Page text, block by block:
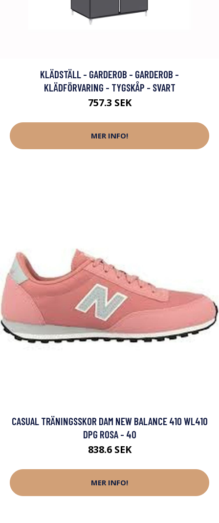
KLÄDSTÄLL - GARDEROB - GARDEROB -
KLÄDFÖRVARING - TYGSKÅP - SVART
757.3 SEK
MER INFO!
CASUAL TRÄNINGSSKOR DAM NEW BALANCE 410 WL410
DPG ROSA - 40
838.6 SEK
MER INFO!